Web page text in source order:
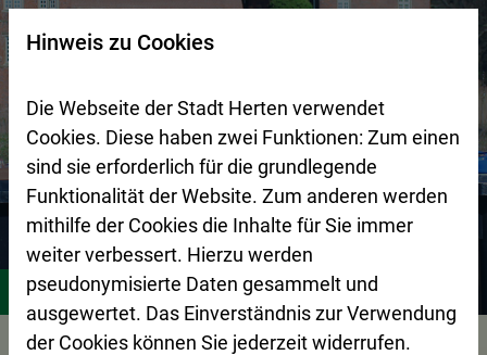
Zur Startseite (Schnelltaste 0)
Zum Seitenanfang springen (Schnelltaste A)
Zur Navigation/Menü springen (Schnelltaste M)
Zur Suche springen (Schnelltaste 8)
Zum Inhalt springen (Schnelltaste I)
Zum Fußbereich springen (Schnelltaste Z)
Stadtgestaltung Zentraler Betriebshof Herten (ZBH)
Vorlesen
Suchseite mit Schnellsuche
Hinweis zu Cookies
Die Webseite der Stadt Herten verwendet
Cookies. Diese haben zwei Funktionen: Zum einen
sind sie erforderlich für die grundlegende
Funktionalität der Website. Zum anderen werden
mithilfe der Cookies die Inhalte für Sie immer
weiter verbessert. Hierzu werden
pseudonymisierte Daten gesammelt und
ausgewertet. Das Einverständnis zur Verwendung
der Cookies können Sie jederzeit widerrufen.